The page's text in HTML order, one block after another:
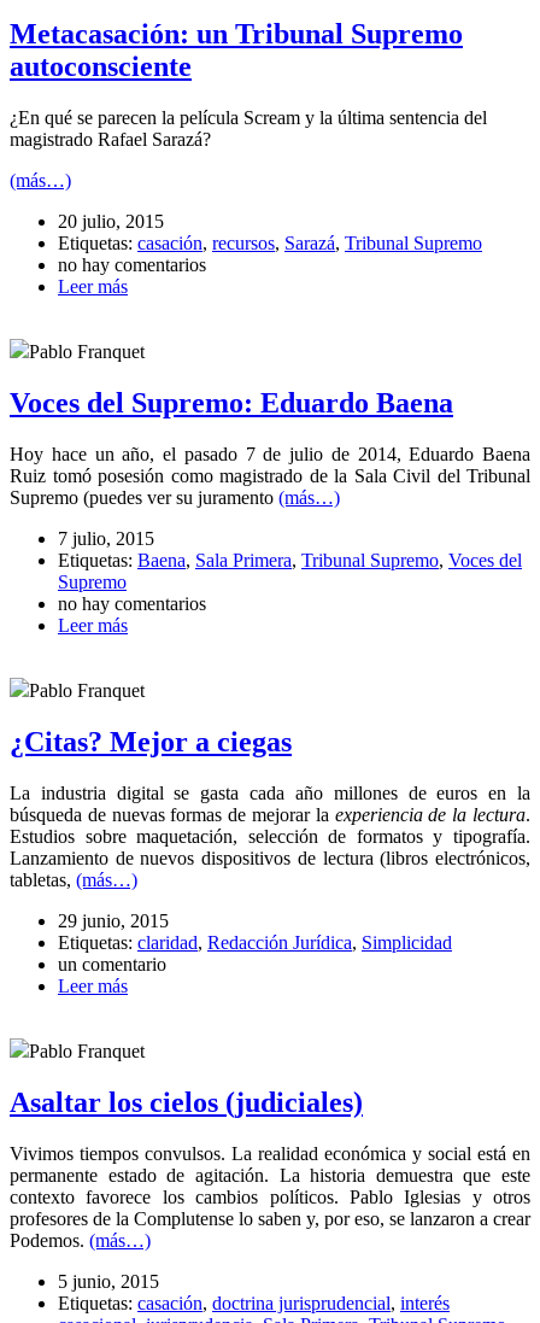
Metacasación: un Tribunal Supremo
autoconsciente
¿En qué se parecen la película Scream y la última sentencia del
magistrado Rafael Sarazá?
(más…)
20 julio, 2015
Etiquetas: casación, recursos, Sarazá, Tribunal Supremo
no hay comentarios
Leer más
Pablo Franquet
Voces del Supremo: Eduardo Baena
Hoy hace un año, el pasado 7 de julio de 2014, Eduardo Baena
Ruiz tomó posesión como magistrado de la Sala Civil del Tribunal
Supremo (puedes ver su juramento (más…)
7 julio, 2015
Etiquetas: Baena, Sala Primera, Tribunal Supremo, Voces del
Supremo
no hay comentarios
Leer más
Pablo Franquet
¿Citas? Mejor a ciegas
La industria digital se gasta cada año millones de euros en la
búsqueda de nuevas formas de mejorar la experiencia de la lectura.
Estudios sobre maquetación, selección de formatos y tipografía.
Lanzamiento de nuevos dispositivos de lectura (libros electrónicos,
tabletas, (más…)
29 junio, 2015
Etiquetas: claridad, Redacción Jurídica, Simplicidad
un comentario
Leer más
Pablo Franquet
Asaltar los cielos (judiciales)
Vivimos tiempos convulsos. La realidad económica y social está en
permanente estado de agitación. La historia demuestra que este
contexto favorece los cambios políticos. Pablo Iglesias y otros
profesores de la Complutense lo saben y, por eso, se lanzaron a crear
Podemos. (más…)
5 junio, 2015
Etiquetas: casación, doctrina jurisprudencial, interés